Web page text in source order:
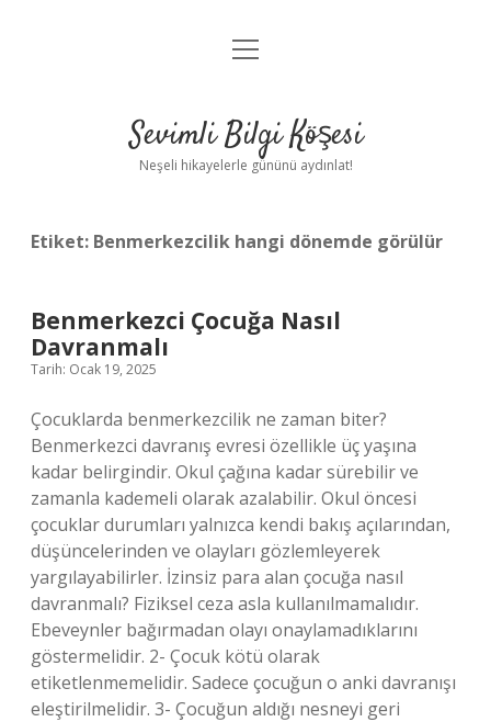
Anasayfa
Yasal Uyarı
menüyü
Sevimli Bilgi Köşesi
Neşeli hikayelerle gününü aydınlat!
Etiket: Benmerkezcilik hangi dönemde görülür
Benmerkezci Çocuğa Nasıl
Davranmalı
Tarih: Ocak 19, 2025
Çocuklarda benmerkezcilik ne zaman biter?
Benmerkezci davranış evresi özellikle üç yaşına
kadar belirgindir. Okul çağına kadar sürebilir ve
zamanla kademeli olarak azalabilir. Okul öncesi
çocuklar durumları yalnızca kendi bakış açılarından,
düşüncelerinden ve olayları gözlemleyerek
yargılayabilirler. İzinsiz para alan çocuğa nasıl
davranmalı? Fiziksel ceza asla kullanılmamalıdır.
Ebeveynler bağırmadan olayı onaylamadıklarını
göstermelidir. 2- Çocuk kötü olarak
etiketlenmemelidir. Sadece çocuğun o anki davranışı
eleştirilmelidir. 3- Çocuğun aldığı nesneyi geri